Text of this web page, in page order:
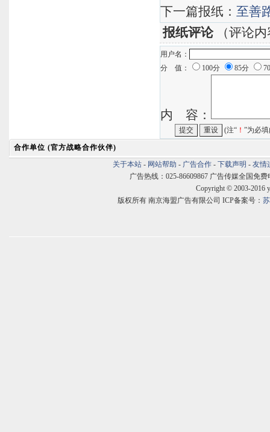
下一篇报纸： 至善
报纸评论（评论内
用户名：
分 值：
100分 85分
内 容：
(注“ ！ ”为必
合作单位 (官方战略合作伙伴)
关于本站 - 网站帮助 - 广告合作 - 下载声明 - 友情
广告热线：025-86609867 广告传媒全国免费
Copyright © 2003-2016
版权所有 南京海盟广告有限公司 ICP备案号：